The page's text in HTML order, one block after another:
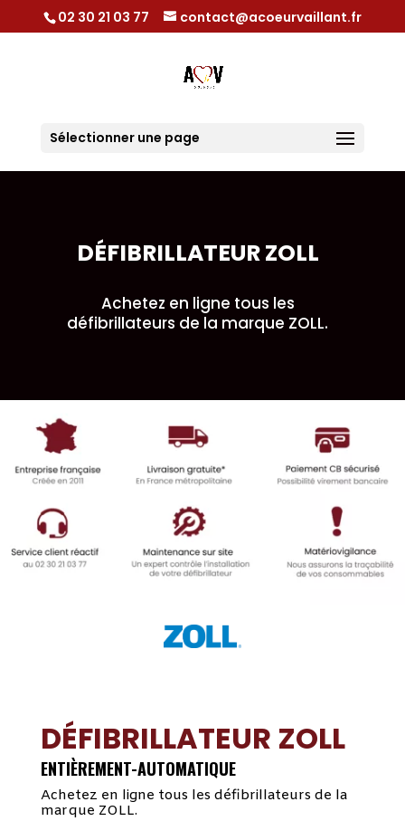
02 30 21 03 77 contact@acoeurvaillant.fr
Sélectionner une page
DÉFIBRILLATEUR ZOLL
Achetez en ligne tous les
défibrillateurs de la marque ZOLL.
DÉFIBRILLATEUR ZOLL
ENTIÈREMENT-AUTOMATIQUE
Achetez en ligne tous les défibrillateurs de la
marque ZOLL.